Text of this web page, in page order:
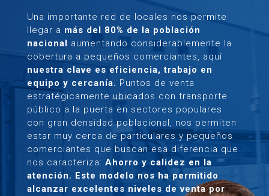
Una importante red de locales nos permite
llegar a más del 80% de la población
nacional aumentando considerablemente la
cobertura a pequeños comerciantes, aquí
nuestra clave es eficiencia, trabajo en
equipo y cercanía. Puntos de venta
estratégicamente ubicados con transporte
público a la puerta en sectores populares
con gran densidad poblacional, nos permiten
estar muy cerca de particulares y pequeños
comerciantes que buscan esa diferencia que
nos caracteriza: Ahorro y calidez en la
atención. Este modelo nos ha permitido
alcanzar excelentes niveles de venta por